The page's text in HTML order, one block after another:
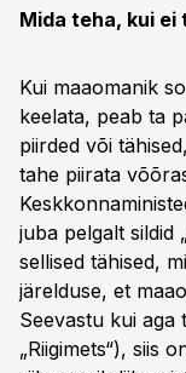
Mida teha, kui ei
Kui maaomanik
keelata, peab ta
piirded või
tahe piirata
juba pelgalt sildid
sellised tähised,
järelduse, et
Seevastu kui aga
„Riigimets“), siis